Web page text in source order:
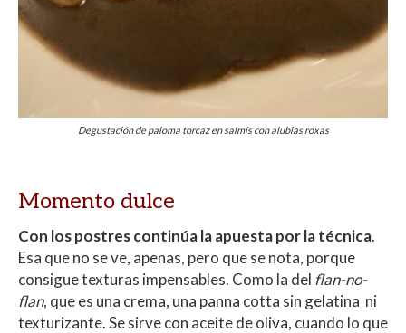
Degustación de paloma torcaz en salmís con alubias roxas
Momento dulce
Con los postres continúa la apuesta por la técnica.
Esa que no se ve, apenas, pero que se nota, porque
consigue texturas impensables. Como la del flan-no-
flan, que es una crema, una panna cotta sin gelatina ni
texturizante. Se sirve con aceite de oliva, cuando lo que